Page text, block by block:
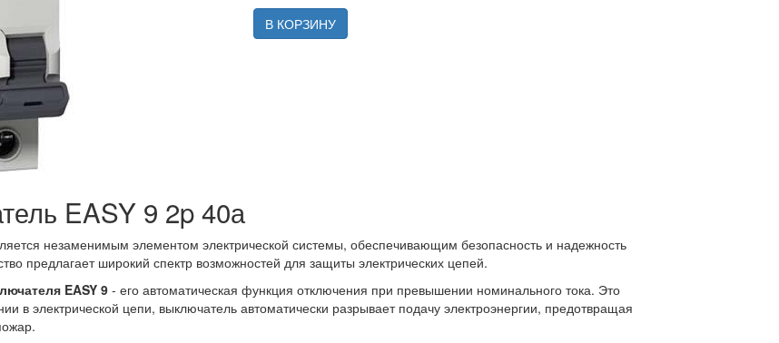
В КОРЗИНУ
EASY 9 2p 40а
незаменимым элементом электрической системы, обеспечивающим безопасность и надежность
предлагает широкий спектр возможностей для защиты электрических цепей.
EASY 9 - его автоматическая функция отключения при превышении номинального тока. Это
в электрической цепи, выключатель автоматически разрывает подачу электроэнергии, предотвращая